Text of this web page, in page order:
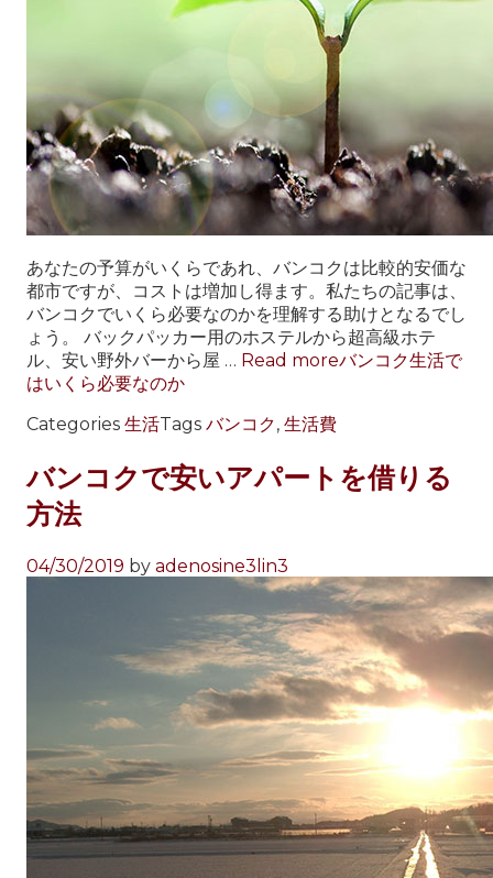
あなたの予算がいくらであれ、バンコクは比較的安価な
都市ですが、コストは増加し得ます。私たちの記事は、
バンコクでいくら必要なのかを理解する助けとなるでし
ょう。 バックパッカー用のホステルから超高級ホテ
ル、安い野外バーから屋 … Read moreバンコク生活で
はいくら必要なのか
Categories 生活Tags バンコク, 生活費
バンコクで安いアパートを借りる
方法
04/30/2019 by adenosine3lin3